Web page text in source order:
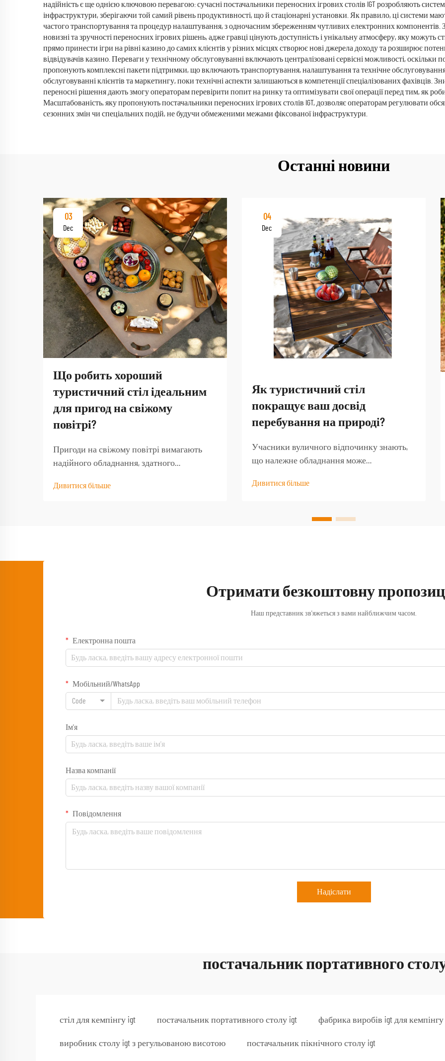
надійність є ще однією ключовою перевагою: сучасні постачальники переносних ігрових столів IGT розробляють
інфраструктури, зберігаючи той самий рівень продуктивності, що й стаціонарні установки. Як правило, ці системи
частого транспортування та процедур налаштування, з одночасним збереженням чутливих електронних компонентів.
новизні та зручності переносних ігрових рішень, адже гравці цінують доступність і унікальну атмосферу, яку можуть
прямо принести ігри на рівні казино до самих клієнтів у різних місцях створює нові джерела доходу та розширює
відвідувачів казино. Переваги у технічному обслуговуванні включають централізовані сервісні можливості, оскільки
пропонують комплексні пакети підтримки, що включають транспортування, налаштування та технічне
обслуговуванні клієнтів та маркетингу, поки технічні аспекти залишаються в компетенції спеціалізованих
переносні рішення дають змогу операторам перевірити попит на ринку та оптимізувати свої операції перед тим, як
Масштабованість, яку пропонують постачальники переносних ігрових столів IGT, дозволяє операторам регулювати
сезонних змін чи спеціальних подій, не будучи обмеженими межами фіксованої інфраструктури.
Останні новини
03
Dec
Що робить хороший
туристичний стіл ідеальним
для пригод на свіжому
повітрі?
Пригоди на свіжому повітрі вимагають
надійного обладнання, здатного
умов і забезпечити функціональність тоді,
Дивитися більше
04
Dec
Як туристичний стіл
покращує ваш досвід
перебування на природі?
Учасники вуличного відпочинку знають,
що належне обладнання може
на незабутню пригоду. Серед найменш
Дивитися більше
Отримати безкоштовну
Наш представник зв'яжеться з вами найближчим часом.
Електронна пошта
Мобільний/WhatsApp
Code
Ім'я
Назва компанії
Повідомлення
Надіслати
постачальник портативного
стіл для кемпінгу igt постачальник портативного столу igt фабрика виробів igt для кемпінгу
виробник столу igt з регульованою висотою постачальник пікнічного столу igt